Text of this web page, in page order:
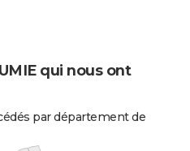
qui nous ont
par département de